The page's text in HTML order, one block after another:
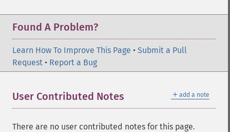
Found A Problem?
Learn How To Improve This Page • Submit a Pull
Request • Report a Bug
＋ add a note
User Contributed Notes
There are no user contributed notes for this page.